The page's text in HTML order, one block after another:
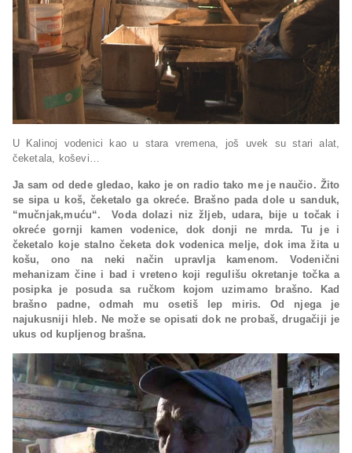
U Kalinoj vodenici kao u stara vremena, još uvek su stari alat,
čeketala, koševi…
Ja sam od dede gledao, kako je on radio tako me je naučio. Žito
se sipa u koš, čeketalo ga okreće. Brašno pada dole u sanduk,
“mučnjak,muću“. Voda dolazi niz žljeb, udara, bije u točak i
okreće gornji kamen vodenice, dok donji ne mrda. Tu je i
čeketalo koje stalno čeketa dok vodenica melje, dok ima žita u
košu, ono na neki način upravlja kamenom. Vodenični
mehanizam čine i bad i vreteno koji regulišu okretanje točka a
posipka je posuda sa ručkom kojom uzimamo brašno. Kad
brašno padne, odmah mu osetiš lep miris. Od njega je
najukusniji hleb. Ne može se opisati dok ne probaš, drugačiji je
ukus od kupljenog brašna.